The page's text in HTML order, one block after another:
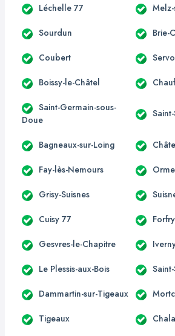
Léchelle 77
Sourdun Brie-
Coubert
Boissy-le-Châtel
Saint-Germain-sous-
Doue
Bagneaux-sur-Loing
Fay-lès-Nemours
Grisy-Suisnes
Cuisy 77 Forfry
Gesvres-le-Chapitre
Le Plessis-aux-Bois
Dammartin-sur-Tigeaux
Tigeaux